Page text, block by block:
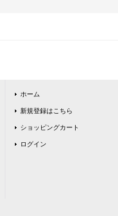
ホーム
新規登録はこちら
ショッピングカート
ログイン